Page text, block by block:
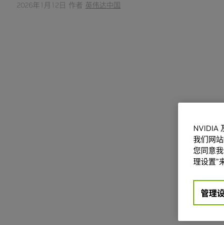
2026年1月12日 作者 英伟达中国
NVIDIA
我们网
您同意
理设置”
管理